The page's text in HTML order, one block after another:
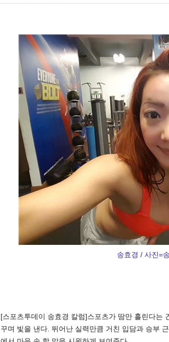
즐겨찾기
최신 뉴스 연예 스포츠 라이프
트위 밴드
댓글
송효경 / 사진=
[스포츠투데이 송효경 칼럼]스포츠가 땀만 흘린다는
꾸며 빛을 낸다. 뛰어난 실력만큼 거친 입담과 승부